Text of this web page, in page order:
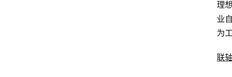
理
业
为
联